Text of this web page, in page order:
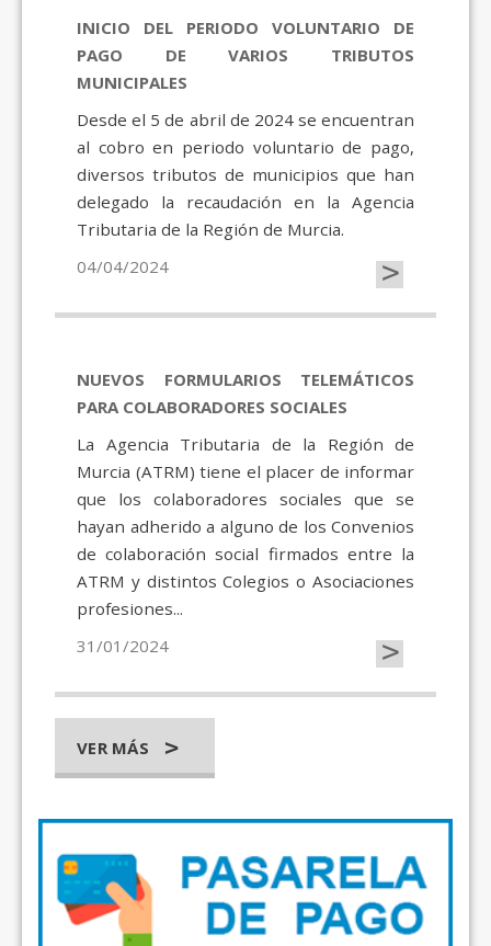
INICIO DEL PERIODO VOLUNTARIO DE
PAGO DE VARIOS TRIBUTOS
MUNICIPALES
Desde el 5 de abril de 2024 se encuentran
al cobro en periodo voluntario de pago,
diversos tributos de municipios que han
delegado la recaudación en la Agencia
Tributaria de la Región de Murcia.
04/04/2024
>
NUEVOS FORMULARIOS TELEMÁTICOS
PARA COLABORADORES SOCIALES
La Agencia Tributaria de la Región de
Murcia (ATRM) tiene el placer de informar
que los colaboradores sociales que se
hayan adherido a alguno de los Convenios
de colaboración social firmados entre la
ATRM y distintos Colegios o Asociaciones
profesiones...
31/01/2024
>
VER MÁS